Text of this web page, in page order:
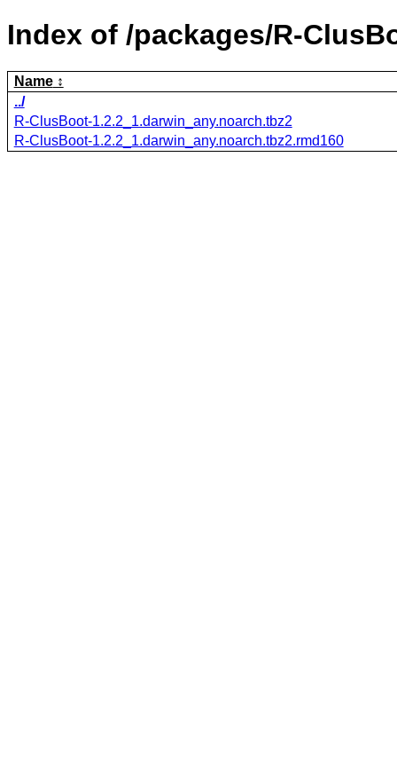
Index of /packages/R-
Name
../
R-ClusBoot-1.2.2_1.darwin_any.noarch.tbz2
R-ClusBoot-1.2.2_1.darwin_any.noarch.tbz2.rmd160